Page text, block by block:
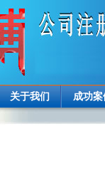
关于我们 成功案